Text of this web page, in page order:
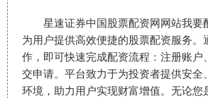
星速证券中国股票配资网网站我要
为用户提供高效便捷的股票配资服务。
作，即可快速完成配资流程：注册账户
交申请。平台致力于为投资者提供安全
环境，助力用户实现财富增值。无论您